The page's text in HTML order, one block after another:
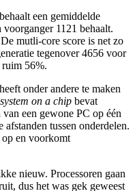
een gemiddelde
1121 behaalt.
mutli-core score is net zo
tegenover 4656 voor
ruim 56%.
onder andere te maken
system on a chip bevat
een gewone PC op één
tussen onderdelen.
en voorkomt
nieuw. Processoren gaan
dus het was gek geweest